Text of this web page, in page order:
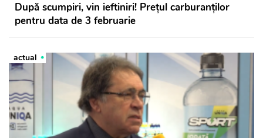
După scumpiri, vin ieftiniri! Prețul carburanților
pentru data de 3 februarie
actual